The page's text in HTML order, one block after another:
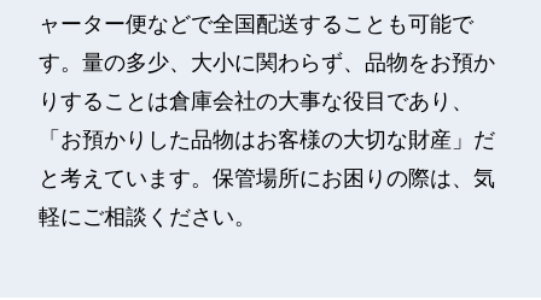
ャーター便などで全国配送することも可能で
す。量の多少、大小に関わらず、品物をお預か
りすることは倉庫会社の大事な役目であり、
「お預かりした品物はお客様の大切な財産」だ
と考えています。保管場所にお困りの際は、気
軽にご相談ください。